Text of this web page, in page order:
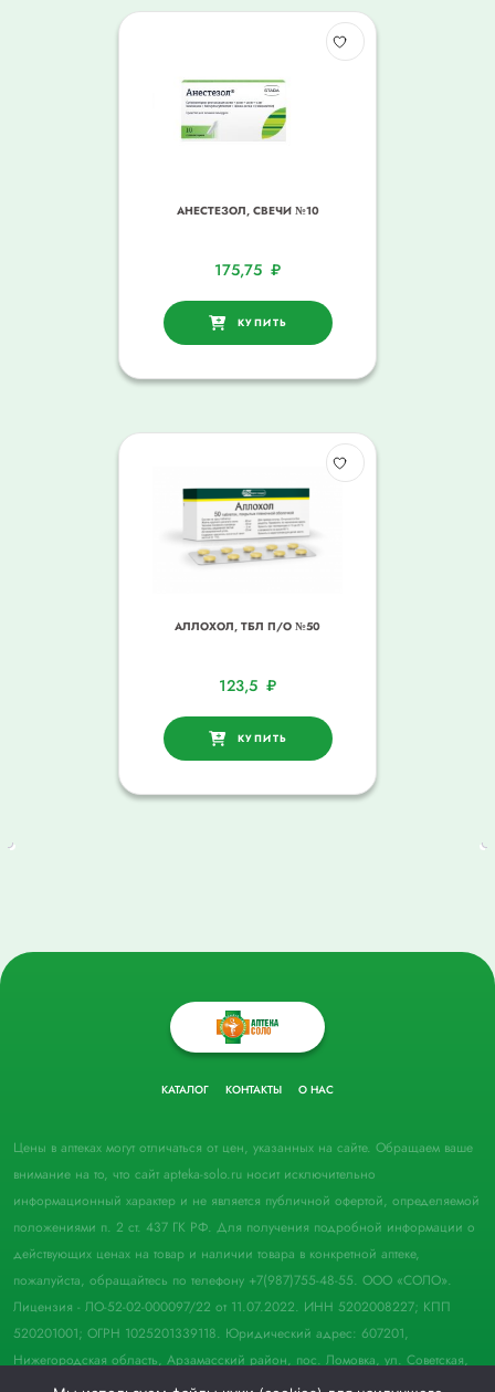
АНЕСТЕЗОЛ, СВЕЧИ №10
175,75 ₽
КУПИТЬ
АЛЛОХОЛ, ТБЛ П/О №50
123,5 ₽
КУПИТЬ
КАТАЛОГ КОНТАКТЫ О НАС
Цены в аптеках могут отличаться от цен, указанных на сайте. Обращаем ваше
внимание на то, что сайт apteka-solo.ru носит исключительно
информационный характер и не является публичной офертой, определяемой
положениями п. 2 ст. 437 ГК РФ. Для получения подробной информации о
действующих ценах на товар и наличии товара в конкретной аптеке,
пожалуйста, обращайтесь по телефону +7(987)755-48-55. ООО «СОЛО».
Лицензия - ЛО-52-02-000097/22 от 11.07.2022. ИНН 5202008227; КПП
520201001; ОГРН 1025201339118. Юридический адрес: 607201,
Нижегородская область, Арзамасский район, пос. Ломовка, ул. Советская,
д. 33, пом. 21.